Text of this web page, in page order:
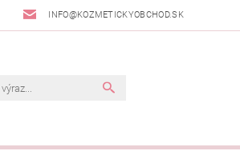
INFO@KOZMETICKYOBCHOD.SK